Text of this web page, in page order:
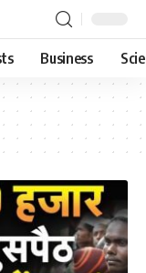
Business